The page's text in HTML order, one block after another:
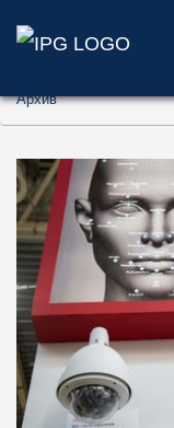
Перейти к
Перейти к
Перейти к
Архив